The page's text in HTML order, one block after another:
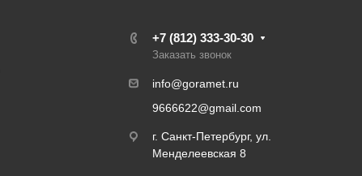
+7 (812) 333-30-30
Заказать звонок
info@goramet.ru
9666622@gmail.com
г. Санкт-Петербург, ул.
Менделеевская 8